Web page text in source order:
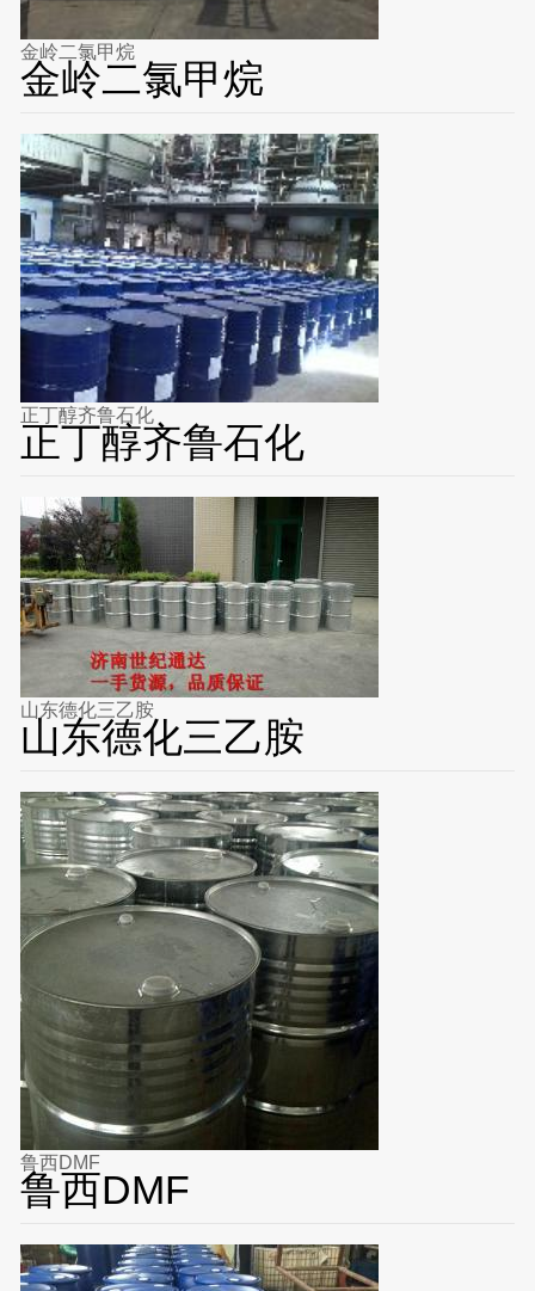
金岭二氯甲烷
金岭二氯甲烷
正丁醇齐鲁石化
正丁醇齐鲁石化
山东德化三乙胺
山东德化三乙胺
鲁西DMF
鲁西DMF